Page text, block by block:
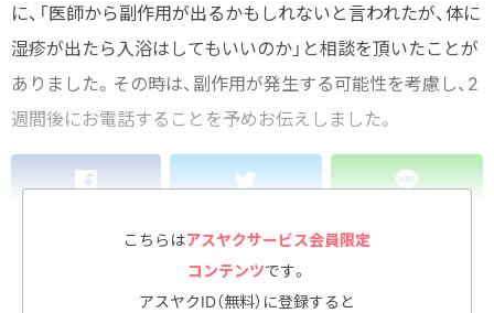
に、「医師から副作用が出るかもしれないと言われたが、体に
湿疹が出たら入浴はしてもいいのか」と相談を頂いたことが
ありました。その時は、副作用が発生する可能性を考慮し、2
週間後にお電話することを予めお伝えしました。
#かかりつけ薬剤師 #フォローアップ #患者コミュニケーション
こちらはアスヤクサービス会員限定
コンテンツです。
アスヤクID（無料）に登録すると